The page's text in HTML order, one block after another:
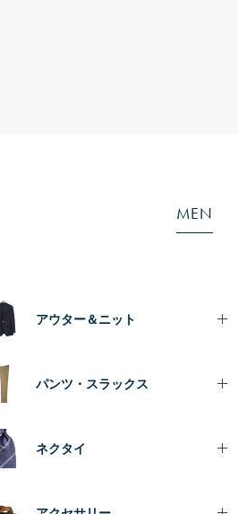
MEN
アウター＆ニット
パンツ・スラックス
ネクタイ